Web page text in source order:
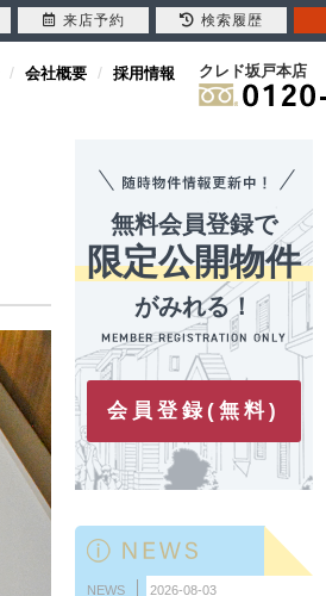
会社概要 採用情報 クレド坂戸本店
無料会員登録で
限定公開物件
がみれる！
会員登録(無料)
来店予約 検索履歴